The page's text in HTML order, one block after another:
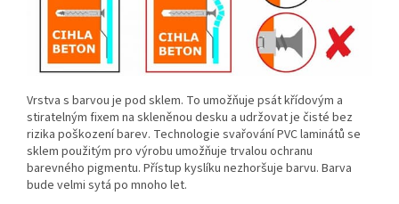
Vrstva s barvou je pod sklem. To umožňuje psát křídovým a
stiratelným fixem na skleněnou desku a udržovat je čisté bez
rizika poškození barev. Technologie svařování PVC laminátů se
sklem použitým pro výrobu umožňuje trvalou ochranu
barevného pigmentu. Přístup kyslíku nezhoršuje barvu. Barva
bude velmi sytá po mnoho let.